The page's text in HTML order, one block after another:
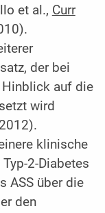
et al., Curr
der bei
Hinblick auf die
wird
klinische
2-Diabetes
ASS über die
den